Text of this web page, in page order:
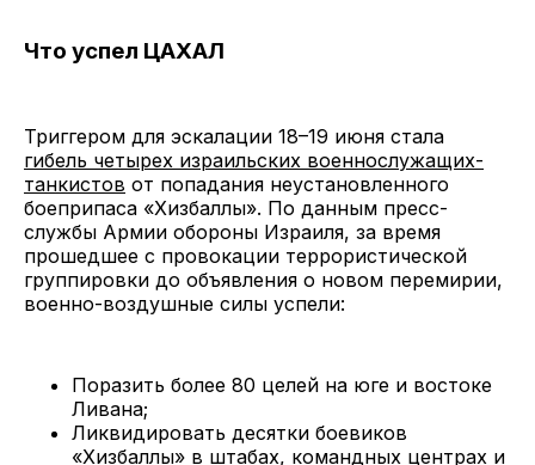
Что успел ЦАХАЛ
Триггером для эскалации 18–19 июня стала
гибель четырех израильских военнослужащих-
танкистов от попадания неустановленного
боеприпаса «Хизбаллы». По данным пресс-
службы Армии обороны Израиля, за время
прошедшее с провокации террористической
группировки до объявления о новом перемирии,
военно-воздушные силы успели:
Поразить более 80 целей на юге и востоке
Ливана;
Ликвидировать десятки боевиков
«Хизбаллы» в штабах, командных центрах и